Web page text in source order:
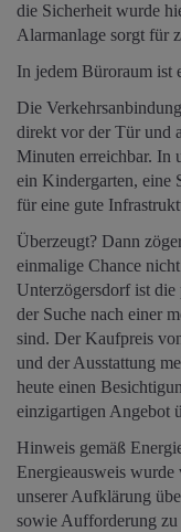
die Sicherheit wurde
Alarmanlage sorgt für
In jedem Büroraum ist
Die
direkt vor der Tür und
Minuten erreichbar. In
ein Kindergarten, eine
für eine gute
Überzeugt? Dann
einmalige Chance
Unterzögersdorf ist
der Suche nach einer
sind. Der Kaufpreis
und der Ausstattung
heute einen
einzigartigen Angebot
Hinweis gemäß
Energieausweis
unserer Aufklärung
sowie Aufforderung